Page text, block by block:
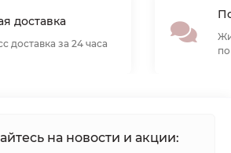
доставка
доставка за 24 часа
на новости и акции: